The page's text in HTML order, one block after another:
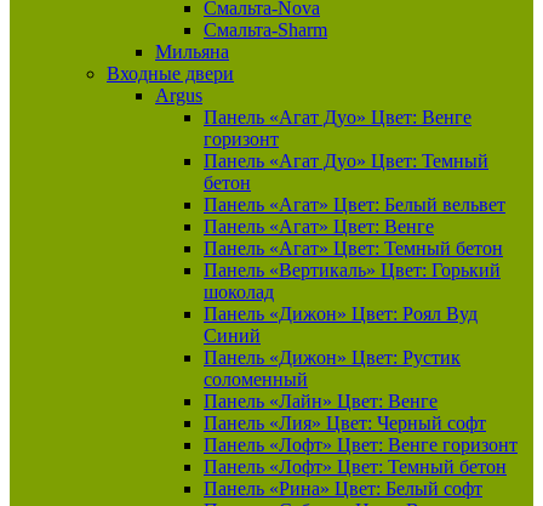
Смальта-Nova
Смальта-Sharm
Мильяна
Входные двери
Argus
Панель «Агат Дуо» Цвет: Венге
горизонт
Панель «Агат Дуо» Цвет: Темный
бетон
Панель «Агат» Цвет: Белый вельвет
Панель «Агат» Цвет: Венге
Панель «Агат» Цвет: Темный бетон
Панель «Вертикаль» Цвет: Горький
шоколад
Панель «Дижон» Цвет: Роял Вуд
Синий
Панель «Дижон» Цвет: Рустик
соломенный
Панель «Лайн» Цвет: Венге
Панель «Лия» Цвет: Черный софт
Панель «Лофт» Цвет: Венге горизонт
Панель «Лофт» Цвет: Темный бетон
Панель «Рина» Цвет: Белый софт